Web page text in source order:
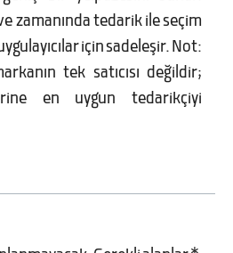
zamanında tedarik ile seçim
için sadeleşir. Not:
tek satıcısı değildir;
en uygun tedarikçiyi